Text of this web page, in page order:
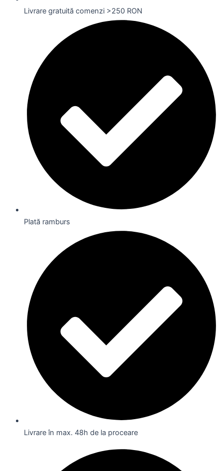
Livrare gratuită comenzi >250 RON
Plată ramburs
Livrare în max. 48h de la proceare